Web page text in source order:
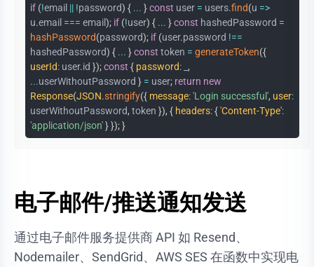
if (!email || !password) { ... }const user = users.find(u =>
u.email === email); if (!user) { ... }const hashedPassword =
hashPassword(password); if (user.password !==
hashedPassword) { ... }const token = generateToken({
userId: user.id });const { password: ,
...userWithoutPassword } = user; return new
Response(JSON.stringify({ message:'Login successful', user:
userWithoutPassword, token }), { headers:{'Content-Type':
'application/json'}});}
电子邮件/推送通知发送
通过电子邮件服务提供商 API 如 Resend、
Nodemailer、SendGrid、AWS SES 在函数中实现电